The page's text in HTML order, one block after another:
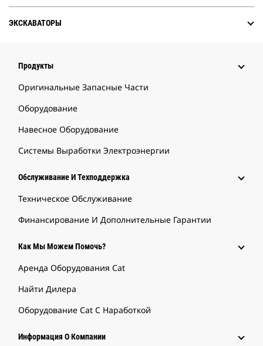
ЭКСКАВАТОРЫ
Продукты
Оригинальные Запасные Части
Оборудование
Навесное Оборудование
Системы Выработки Электроэнергии
Обслуживание И Техподдержка
Техническое Обслуживание
Финансирование И Дополнительные Гарантии
Как Мы Можем Помочь?
Аренда Оборудования Cat
Найти Дилера
Оборудование Cat С Наработкой
Информация О Компании